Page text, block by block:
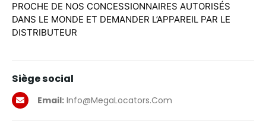
PROCHE DE NOS CONCESSIONNAIRES AUTORISÉS
DANS LE MONDE ET DEMANDER L’APPAREIL PAR LE
DISTRIBUTEUR
Siège social
Email: Info@MegaLocators.Com